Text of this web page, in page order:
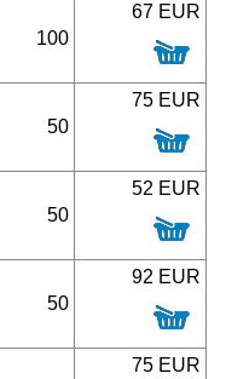
100
67 EUR
50
75 EUR
50
52 EUR
50
92 EUR
75 EUR